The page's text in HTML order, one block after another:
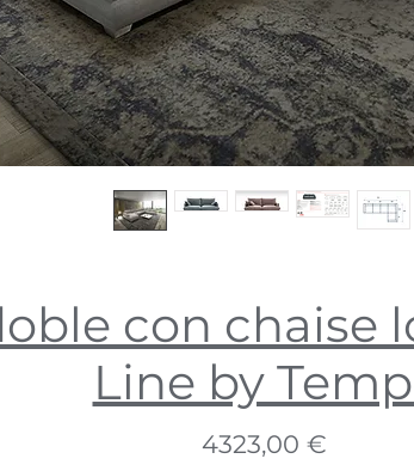
con chaise
Line by
4323,00 €